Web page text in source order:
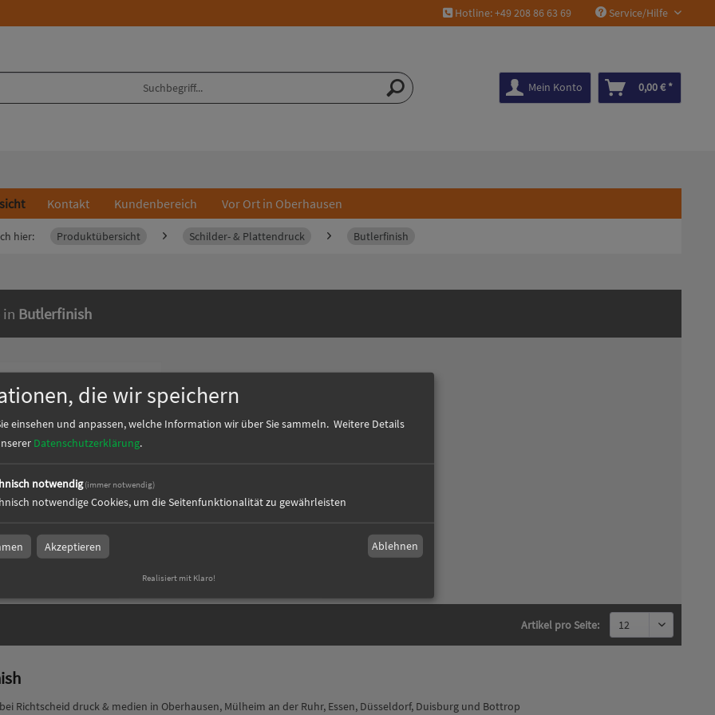
Hotline: +49 208 86 63 69 Service/Hilfe
Mein Konto 0,00 € *
Kontakt Kundenbereich Vor Ort in Oberhausen
hier: Produktübersicht Schilder- & Plattendruck Butlerfinish
in Butlerfinish
(Aluverbundplatte
Artikel pro Seite:
Richtscheid druck & medien in Oberhausen, Mülheim an der Ruhr, Essen, Düsseldorf, Duisburg und Bottrop
die wir speichern
einsehen und anpassen, welche Information wir über Sie sammeln. Weitere Details
Datenschutzerklärung.
notwendig (immer notwendig)
notwendige Cookies, um die Seitenfunktionalität zu gewährleisten
Akzeptieren Ablehnen
Realisiert mit Klaro!